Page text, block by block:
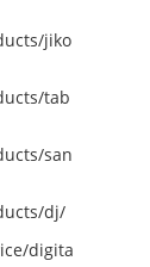
jiko
tab
san
dj/
digita